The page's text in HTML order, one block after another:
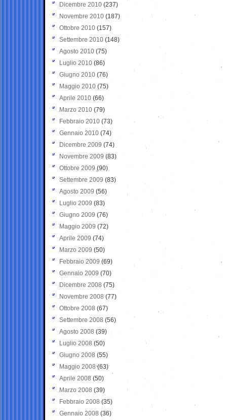
Dicembre 2010 (237)
Novembre 2010 (187)
Ottobre 2010 (157)
Settembre 2010 (148)
Agosto 2010 (75)
Luglio 2010 (86)
Giugno 2010 (76)
Maggio 2010 (75)
Aprile 2010 (66)
Marzo 2010 (79)
Febbraio 2010 (73)
Gennaio 2010 (74)
Dicembre 2009 (74)
Novembre 2009 (83)
Ottobre 2009 (90)
Settembre 2009 (83)
Agosto 2009 (56)
Luglio 2009 (83)
Giugno 2009 (76)
Maggio 2009 (72)
Aprile 2009 (74)
Marzo 2009 (50)
Febbraio 2009 (69)
Gennaio 2009 (70)
Dicembre 2008 (75)
Novembre 2008 (77)
Ottobre 2008 (67)
Settembre 2008 (56)
Agosto 2008 (39)
Luglio 2008 (50)
Giugno 2008 (55)
Maggio 2008(63)
Aprile 2008 (50)
Marzo 2008 (39)
Febbraio 2008 (35)
Gennaio 2008 (36)